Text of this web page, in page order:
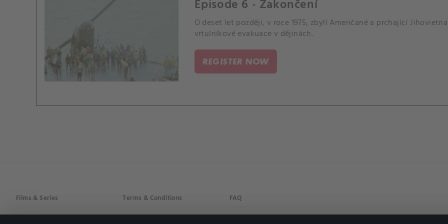
Episode 6 - Zakončení
O deset let později, v roce 1975, zbylí Američané a prchající
vrtulníkové evakuace v dějinách.
REGISTER NOW
Films & Series Terms & Conditions FAQ